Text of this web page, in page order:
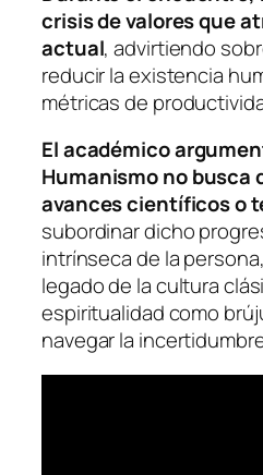
crisis de valores que
actual, advirtiendo
reducir la existencia
métricas de
El académico
Humanismo no busca
avances científicos o
subordinar dicho
intrínseca de la
legado de la cultura
espiritualidad como
navegar la